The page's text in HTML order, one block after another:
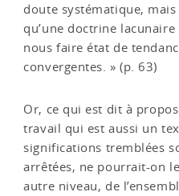
doute systématique,
qu’une doctrine
nous faire état de
convergentes. » (p. 63)
Or, ce qui est dit à
travail qui est aussi un
significations tremblées
arrêtées, ne pourrait-on
autre niveau, de